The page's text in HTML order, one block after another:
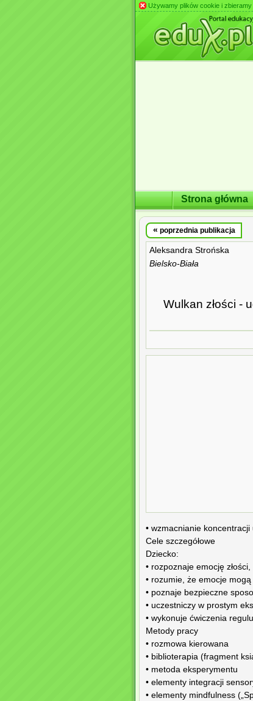
Używamy plików cookie i
Strona główna
« poprzednia publikacja
Aleksandra Strońska
Bielsko-Biała
Wulkan złości -
• wzmacnianie
Cele szczegółowe
Dziecko:
• rozpoznaje emocję złości,
• rozumie, że emocje
• poznaje bezpieczne
• uczestniczy w prostym
• wykonuje ćwiczenia
Metody pracy
• rozmowa kierowana
• biblioterapia (fragment
• metoda eksperymentu
• elementy integracji
• elementy mindfulness